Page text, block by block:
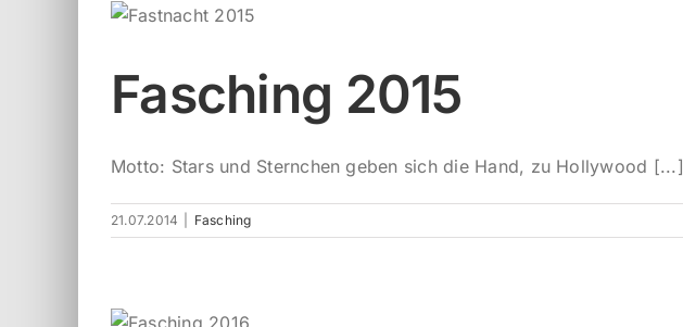
Fasching 2015
Motto: Stars und Sternchen geben sich die Hand, zu Hollywood [...]
21.07.2014 Fasching